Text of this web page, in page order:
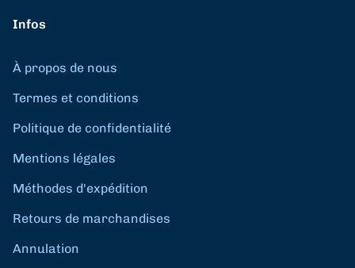
Infos
À propos de nous
Termes et conditions
Politique de confidentialité
Mentions légales
Méthodes d'expédition
Retours de marchandises
Annulation